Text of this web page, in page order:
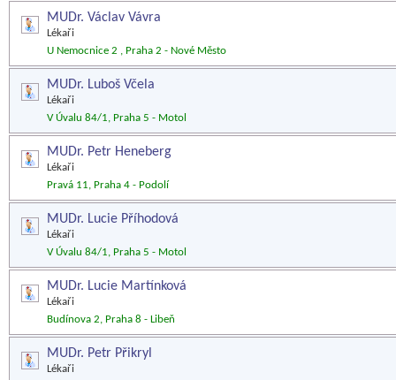
MUDr. Václav Vávra
Lékaři
U Nemocnice 2 , Praha 2 - Nové Město
MUDr. Luboš Včela
Lékaři
V Úvalu 84/1, Praha 5 - Motol
MUDr. Petr Heneberg
Lékaři
Pravá 11, Praha 4 - Podolí
MUDr. Lucie Příhodová
Lékaři
V Úvalu 84/1, Praha 5 - Motol
MUDr. Lucie Martínková
Lékaři
Budínova 2, Praha 8 - Libeň
MUDr. Petr Přikryl
Lékaři